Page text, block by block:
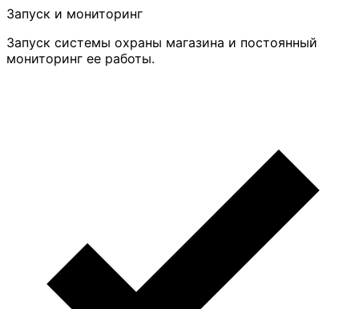
Запуск и мониторинг
Запуск системы охраны магазина и постоянный
мониторинг ее работы.